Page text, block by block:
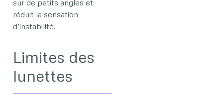
sur de petits angles et
réduit la sensation
d’instabilité.
Limites des
lunettes